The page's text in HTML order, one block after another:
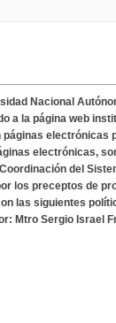
Nacional
a la página web
electrónicas
electrónicas,
del
los preceptos de
las siguientes
Mtro Sergio Israel